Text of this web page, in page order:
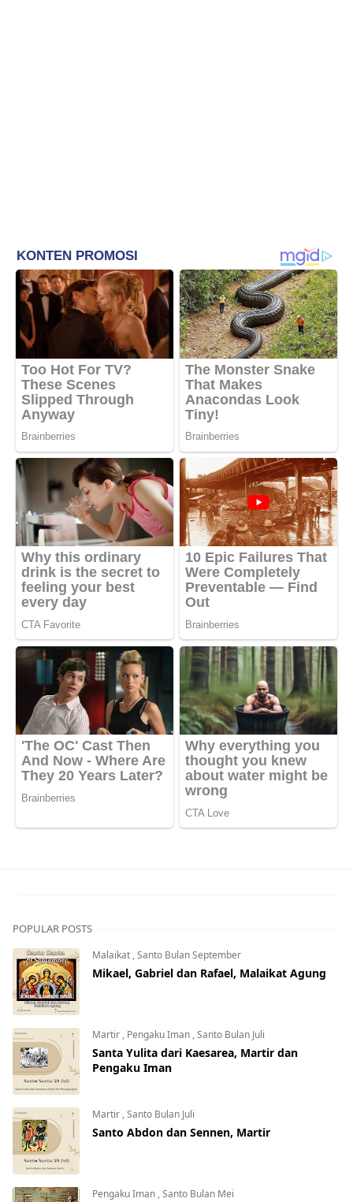
POPULAR POSTS
Malaikat ,Santo Bulan September
Mikael, Gabriel dan Rafael, Malaikat Agung
Martir , Pengaku Iman ,Santo Bulan Juli
Santa Yulita dari Kaesarea, Martir dan
Pengaku Iman
Martir ,Santo Bulan Juli
Santo Abdon dan Sennen, Martir
Pengaku Iman ,Santo Bulan Mei